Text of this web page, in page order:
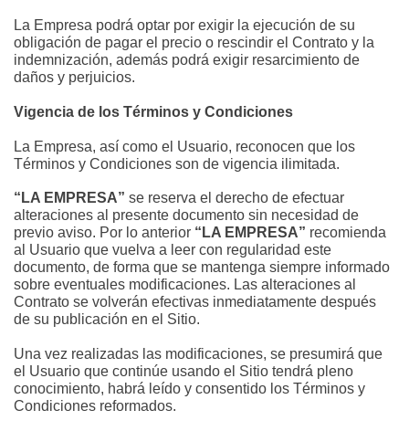
La Empresa podrá optar por exigir la ejecución de su
obligación de pagar el precio o rescindir el Contrato y la
indemnización, además podrá exigir resarcimiento de
daños y perjuicios.
Vigencia de los Términos y Condiciones
La Empresa, así como el Usuario, reconocen que los
Términos y Condiciones son de vigencia ilimitada.
“LA EMPRESA” se reserva el derecho de efectuar
alteraciones al presente documento sin necesidad de
previo aviso. Por lo anterior “LA EMPRESA” recomienda
al Usuario que vuelva a leer con regularidad este
documento, de forma que se mantenga siempre informado
sobre eventuales modificaciones. Las alteraciones al
Contrato se volverán efectivas inmediatamente después
de su publicación en el Sitio.
Una vez realizadas las modificaciones, se presumirá que
el Usuario que continúe usando el Sitio tendrá pleno
conocimiento, habrá leído y consentido los Términos y
Condiciones reformados.